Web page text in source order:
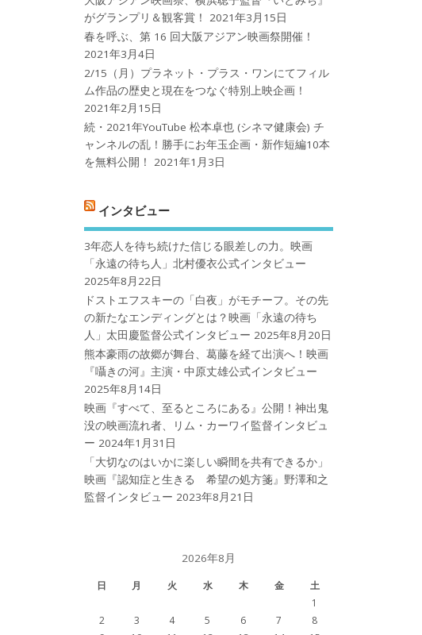
がグランプリ＆観客賞！
2021年3月15日
春を呼ぶ、第 16 回大阪アジアン映画祭開催！
2021年3月4日
2/15（月）プラネット・プラス・ワンにてフィル
ム作品の歴史と現在をつなぐ特別上映企画！
2021年2月15日
続・2021年YouTube 松本卓也 (シネマ健康会) チ
ャンネルの乱！勝手にお年玉企画・新作短編10本
を無料公開！
2021年1月3日
インタビュー
3年恋人を待ち続けた信じる眼差しの力。映画
「永遠の待ち人」北村優衣公式インタビュー
2025年8月22日
ドストエフスキーの「白夜」がモチーフ。その先
の新たなエンディングとは？映画「永遠の待ち
人」太田慶監督公式インタビュー 2025年8月20日
熊本豪雨の故郷が舞台、葛藤を経て出演へ！映画
『囁きの河』主演・中原丈雄公式インタビュー
2025年8月14日
映画『すべて、至るところにある』公開！神出鬼
没の映画流れ者、リム・カーワイ監督インタビュ
ー 2024年1月31日
「大切なのはいかに楽しい瞬間を共有できるか」
映画『認知症と生きる 希望の処方箋』野澤和之
監督インタビュー 2023年8月21日
2026年8月
日 月 火 水 木 金
土
1
2
3 4 5 6 7
8